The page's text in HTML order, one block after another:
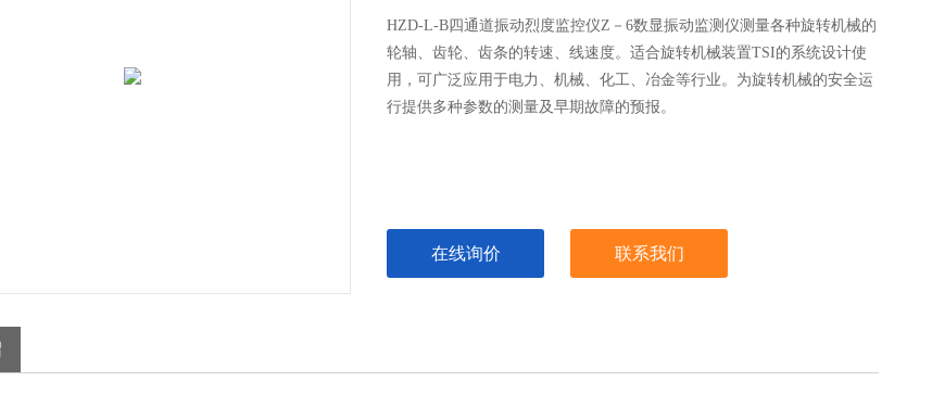
HZD-L-B四通道振动烈度监控仪Z－6数显振动监测仪测量各种旋转机械的
轮轴、齿轮、齿条的转速、线速度。适合旋转机械装置TSI的系统设计使
用，可广泛应用于电力、机械、化工、冶金等行业。为旋转机械的安全运
行提供多种参数的测量及早期故障的预报。
在线询价 联系我们